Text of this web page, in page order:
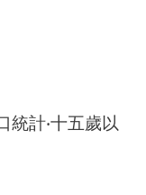
統計‧十五歲以